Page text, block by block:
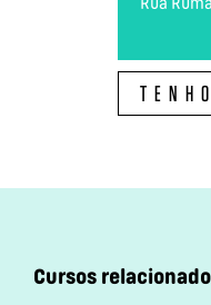
Rua
Cursos